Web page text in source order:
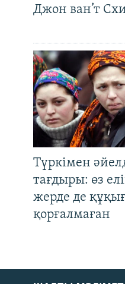
Джон ван’т
Түркімен
тағдыры: өз
жерде де
қорғалмаған